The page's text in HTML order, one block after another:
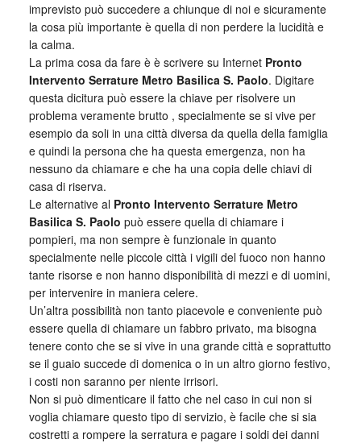
imprevisto può succedere a chiunque di noi e sicuramente
la cosa più importante è quella di non perdere la lucidità e
la calma.
La prima cosa da fare è è scrivere su Internet Pronto
Intervento Serrature Metro Basilica S. Paolo. Digitare
questa dicitura può essere la chiave per risolvere un
problema veramente brutto , specialmente se si vive per
esempio da soli in una città diversa da quella della famiglia
e quindi la persona che ha questa emergenza, non ha
nessuno da chiamare e che ha una copia delle chiavi di
casa di riserva.
Le alternative al Pronto Intervento Serrature Metro
Basilica S. Paolo può essere quella di chiamare i
pompieri, ma non sempre è funzionale in quanto
specialmente nelle piccole città i vigili del fuoco non hanno
tante risorse e non hanno disponibilità di mezzi e di uomini,
per intervenire in maniera celere.
Un’altra possibilità non tanto piacevole e conveniente può
essere quella di chiamare un fabbro privato, ma bisogna
tenere conto che se si vive in una grande città e soprattutto
se il guaio succede di domenica o in un altro giorno festivo,
i costi non saranno per niente irrisori.
Non si può dimenticare il fatto che nel caso in cui non si
voglia chiamare questo tipo di servizio, è facile che si sia
costretti a rompere la serratura e pagare i soldi dei danni